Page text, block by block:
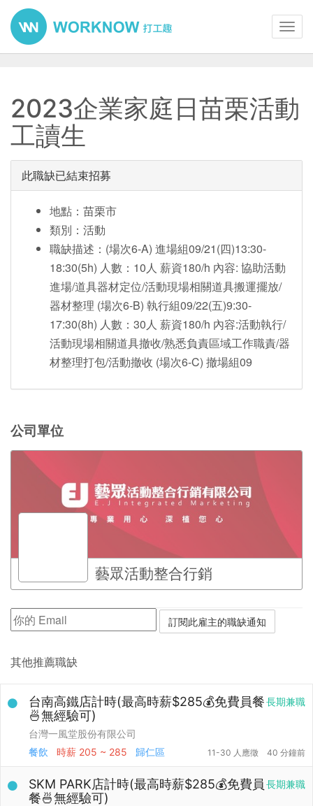
2023企業家庭日苗栗活動
工讀生
此職缺已結束招募
地點：苗栗市
類別：活動
職缺描述：(場次6-A) 進場組09/21(四)13:30-
18:30(5h) 人數：10人 薪資180/h 內容: 協助活動
進場/道具器材定位/活動現場相關道具搬運擺放/
器材整理 (場次6-B) 執行組09/22(五)9:30-
17:30(8h) 人數：30人 薪資180/h 內容:活動執行/
活動現場相關道具撤收/熟悉負責區域工作職責/器
材整理打包/活動撤收 (場次6-C) 撤場組09
公司單位
藝眾活動整合行銷
其他推薦職缺
長期兼職
台南高鐵店計時(最高時薪$285💰免費員餐
🍜無經驗可)
台灣一風堂股份有限公司
餐飲
時薪 205 ~ 285 歸仁區 11-30 人應徵 40 分鐘前
長期兼職
SKM PARK店計時(最高時薪$285💰免費員
餐🍜無經驗可)